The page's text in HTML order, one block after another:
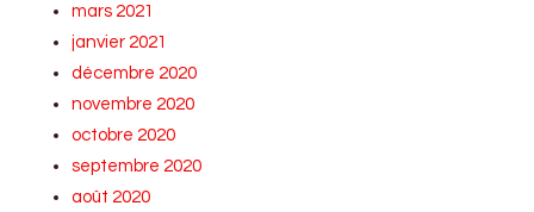
mars 2021
janvier 2021
décembre 2020
novembre 2020
octobre 2020
septembre 2020
août 2020